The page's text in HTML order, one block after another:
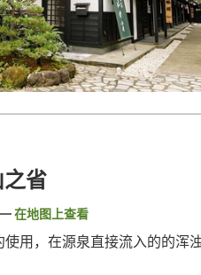
省
在地图上查看
用，在源泉直接流入的的浑